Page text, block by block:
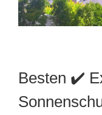
Besten ✔️